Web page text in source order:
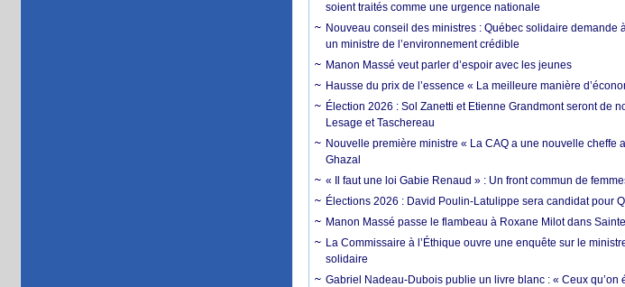
soient traités comme une urgence nationale
Nouveau conseil des ministres : Québec solidaire
un ministre de l’environnement crédible
Manon Massé veut parler d’espoir avec les jeunes
Hausse du prix de l’essence « La meilleure manière
Élection 2026 : Sol Zanetti et Etienne Grandmont seront de
Lesage et Taschereau
Nouvelle première ministre « La CAQ a une nouvelle
Ghazal
« Il faut une loi Gabie Renaud » : Un front commun de
Élections 2026 : David Poulin-Latulippe sera candidat pour
Manon Massé passe le flambeau à Roxane Milot dans
La Commissaire à l’Éthique ouvre une enquête sur le
solidaire
Gabriel Nadeau-Dubois publie un livre blanc : « Ceux qu’on